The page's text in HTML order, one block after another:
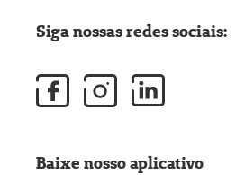
Siga nossas redes sociais:
Baixe nosso aplicativo